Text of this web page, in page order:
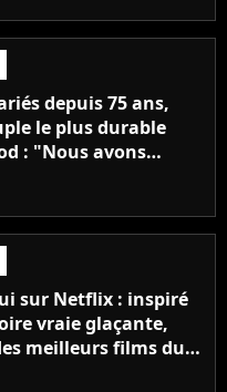
depuis 75 ans,
le plus durable
: "Nous avons
après jour, et les
sur Netflix : inspiré
vraie glaçante,
meilleurs films du